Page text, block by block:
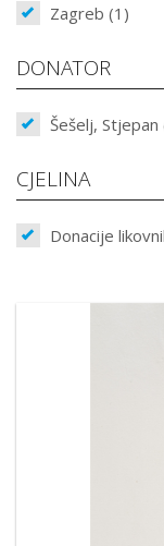
Zagreb (1)
DONATOR
Šešelj, Stjepan
CJELINA
Donacije